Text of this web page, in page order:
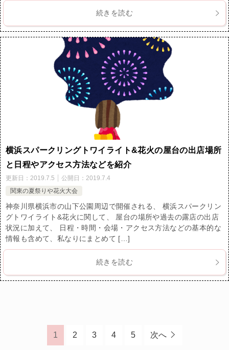
続きを読む
横浜スパークリングトワイライト&花火の屋台の出店場所
と日程やアクセス方法などを紹介
更新日： 2019.7.5 公開日： 2019.7.4
関東の夏祭りや花火大会
神奈川県横浜市の山下公園周辺で開催される、 横浜スパークリン
グトワイライト&花火に関して、 屋台の場所や過去の露店の出店
状況に加えて、 日程・時間・会場・アクセス方法などの基本的な
情報も含めて、私なりにまとめて […]
続きを読む
1 2 3 4 5 次へ